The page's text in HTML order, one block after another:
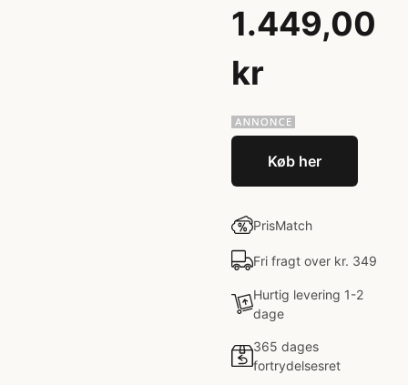
1.449,00
kr
Køb her
PrisMatch
Fri fragt over kr. 349
Hurtig levering 1-2
dage
365 dages
fortrydelsesret